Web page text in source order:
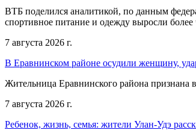
ВТБ поделился аналитикой, по данным
спортивное питание и одежду выросли
7 августа 2026 г.
В Еравнинском районе осудили женщину,
Жительница Еравнинского района
7 августа 2026 г.
Ребенок, жизнь, семья: жители Улан-Удэ